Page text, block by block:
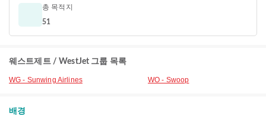
총 목적지
51
웨스트제트 / WestJet 그룹 목록
WG - Sunwing Airlines WO - Swoop
배경